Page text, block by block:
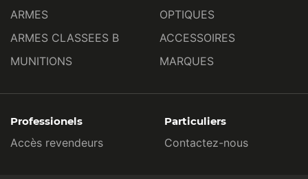
ARMES
ARMES CLASSEES B
MUNITIONS
OPTIQUES
ACCESSOIRES
MARQUES
Professionels
Accès revendeurs
Particuliers
Contactez-nous